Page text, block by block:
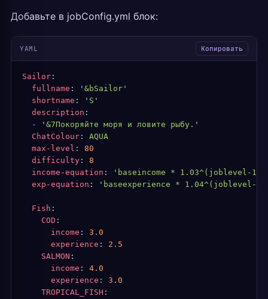
Добавьте в jobConfig.yml блок:
YAML Копировать
Sailor :
  fullname
: ' &bSailor '
  shortname
: ' S '
  description
:
  -
' &7Покоряйте моря и ловите рыбу. '
  ChatColour
:
AQUA
  max-level
:
80
  difficulty
:
8
  income-equation
: ' baseincome * 1.03^(joblevel-1)
  exp-equation
: ' baseexperience * 1.04^(joblevel-1)
  Fish
:
    COD
:
      income
:
3.0
      experience
:
2.5
    SALMON
:
      income
:
4.0
      experience
:
3.0
    TROPICAL_FISH
: